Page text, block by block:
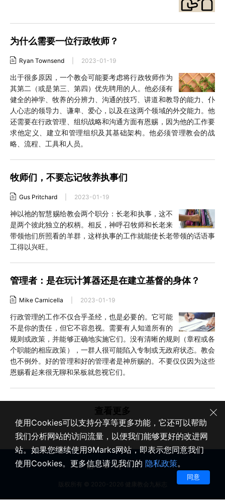
为什么需要一位行政牧师？
Ryan Townsend 2023-01-19
出于很多原因，一个教会可能要考虑将行政牧师作为
其第二（或是第三、第四）优先聘用的人。他必须有
健全的神学、牧养的分辨力、沟通的技巧、讲道和教导的能力、仆
人心志的领导力、谦卑、爱心，以及在这两个领域的外交能力。他
还需要在行政管理、组织战略和沟通方面有恩赐，因为他的工作要
求他定义、建立和管理组织及其基础架构。他必须管理教会的战
略、流程、工具和人员。
牧师们，不要忘记牧养执事们
Gus Pritchard 2023-01-19
神以祂的智慧赐给教会两个职分：长老和执事，这不
是两个彼此独立的权柄。相反，神呼召牧师和长老来
带领他们所照看的羊群，这样执事的工作就能使长老带领的话语事
工得以兴旺。
管理者：是在玩计算器还是在建立基督的身体？
Mike Carnicella 2023-01-19
行政管理的工作不仅合乎圣经，也是必要的。它可能
不是你的责任，但它不容忽视。需要有人知道所有的
规则或政策，并能够正确地实施它们。没有清晰的规则（章程或各
个职能的相应政策），一群人很可能陷入专制或无政府状态。教会
也不例外。好的管理和好的管理者是神所赐的。不要仅仅因为这些
恩赐看起来很无聊和呆板就忽视它们。
查看更多
版权所有 © 2020-2026 健康教会九标志
使用Cookies可以支持分享等更多功能，它还可以帮助
我们分析网站的访问流量，以便我们能够更好的改进网
站。如果您继续使用9Marks网站，即表示您同意我们
使用Cookies。更多信息请见我们的 隐私政策。
同意